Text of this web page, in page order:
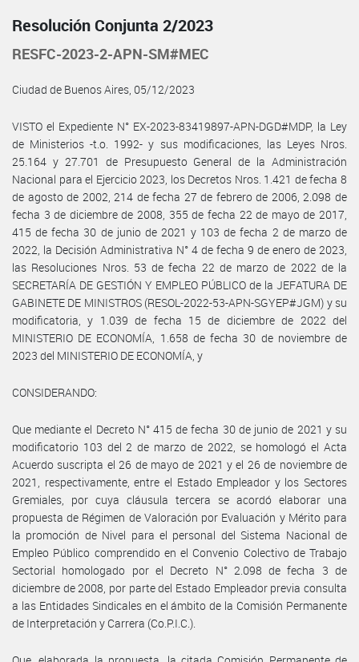
Resolución Conjunta 2/2023
RESFC-2023-2-APN-SM#MEC
Ciudad de Buenos Aires, 05/12/2023
VISTO el Expediente N° EX-2023-83419897-APN-DGD#MDP, la Ley
de Ministerios -t.o. 1992- y sus modificaciones, las Leyes Nros.
25.164 y 27.701 de Presupuesto General de la Administración
Nacional para el Ejercicio 2023, los Decretos Nros. 1.421 de fecha 8
de agosto de 2002, 214 de fecha 27 de febrero de 2006, 2.098 de
fecha 3 de diciembre de 2008, 355 de fecha 22 de mayo de 2017,
415 de fecha 30 de junio de 2021 y 103 de fecha 2 de marzo de
2022, la Decisión Administrativa N° 4 de fecha 9 de enero de 2023,
las Resoluciones Nros. 53 de fecha 22 de marzo de 2022 de la
SECRETARÍA DE GESTIÓN Y EMPLEO PÚBLICO de la JEFATURA DE
GABINETE DE MINISTROS (RESOL-2022-53-APN-SGYEP#JGM) y su
modificatoria, y 1.039 de fecha 15 de diciembre de 2022 del
MINISTERIO DE ECONOMÍA, 1.658 de fecha 30 de noviembre de
2023 del MINISTERIO DE ECONOMÍA, y
CONSIDERANDO:
Que mediante el Decreto N° 415 de fecha 30 de junio de 2021 y su
modificatorio 103 del 2 de marzo de 2022, se homologó el Acta
Acuerdo suscripta el 26 de mayo de 2021 y el 26 de noviembre de
2021, respectivamente, entre el Estado Empleador y los Sectores
Gremiales, por cuya cláusula tercera se acordó elaborar una
propuesta de Régimen de Valoración por Evaluación y Mérito para
la promoción de Nivel para el personal del Sistema Nacional de
Empleo Público comprendido en el Convenio Colectivo de Trabajo
Sectorial homologado por el Decreto N° 2.098 de fecha 3 de
diciembre de 2008, por parte del Estado Empleador previa consulta
a las Entidades Sindicales en el ámbito de la Comisión Permanente
de Interpretación y Carrera (Co.P.I.C.).